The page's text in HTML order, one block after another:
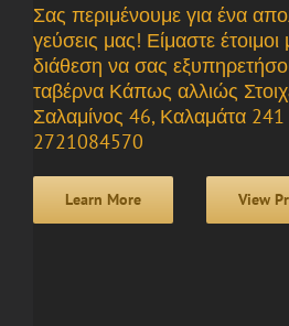
Σας περιμένουμε για ένα
γεύσεις μας! Είμαστε
διάθεση να σας
ταβέρνα Κάπως αλλιώς
Σαλαμίνος 46, Καλαμάτα
2721084570
Learn More View